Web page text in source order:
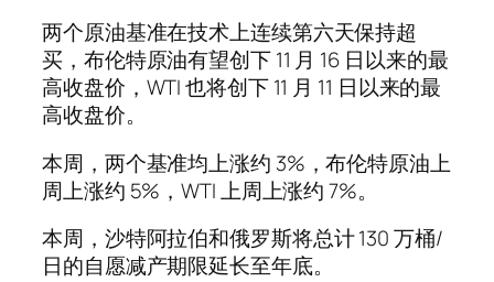
两个原油基准在技术上连续第六天保持超
买，布伦特原油有望创下 11 月 16 日以来的最
高收盘价，WTI 也将创下 11 月 11 日以来的最
高收盘价。
本周，两个基准均上涨约 3%，布伦特原油上
周上涨约 5%，WTI 上周上涨约 7%。
本周，沙特阿拉伯和俄罗斯将总计 130 万桶/
日的自愿减产期限延长至年底。